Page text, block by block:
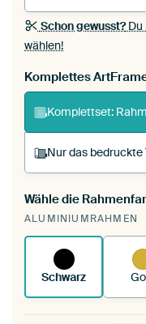
Schon gewusst?Du
wählen!
Komplettes
Komplettset:
Nur das bedruckte
Du spannst
deinen
funktioniert
Wähle die
ALUMINIUMRAHMEN
Schwarz